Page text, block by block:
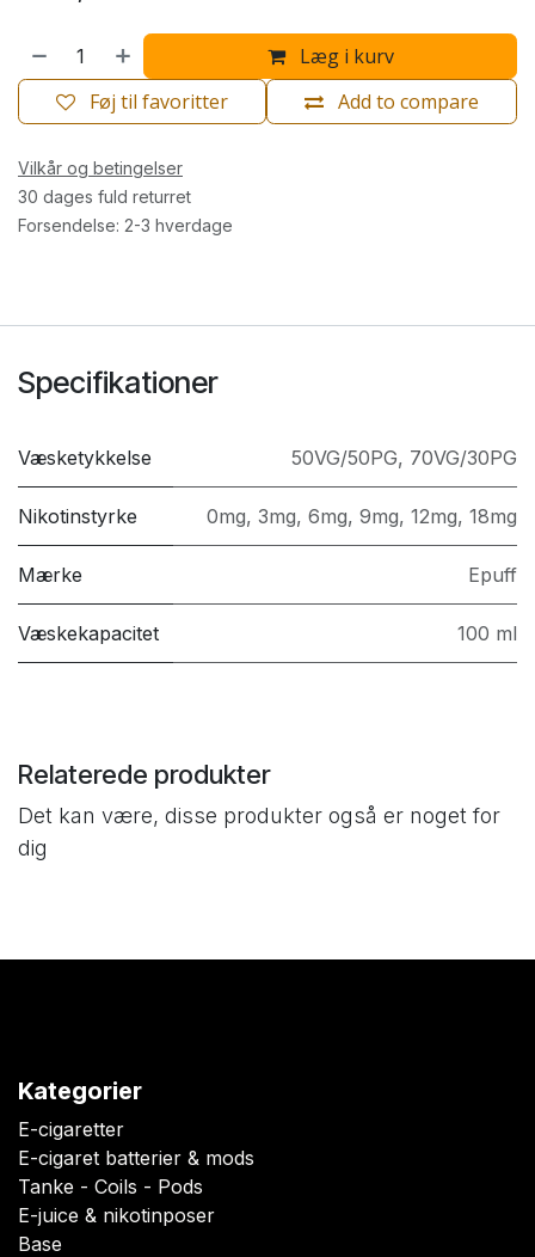
Læg i kurv
Add to compare
Føj til favoritter
Vilkår og betingelser
30 dages fuld returret
Forsendelse: 2-3 hverdage
Specifikationer
Væsketykkelse 50VG/50PG, 70VG/30PG
Nikotinstyrke 0mg, 3mg, 6mg, 9mg, 12mg, 18mg
Mærke Epuff
Væskekapacitet 100 ml
Relaterede produkter
Det kan være, disse produkter også er noget for
dig
Kategorier
E-cigaretter
E-cigaret batterier & mods
Tanke - Coils - Pods
E-juice & nikotinposer
Base